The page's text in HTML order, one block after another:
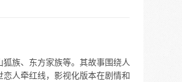
族、东方家族等。其故事围绕人
人牵红线，影视化版本在剧情和